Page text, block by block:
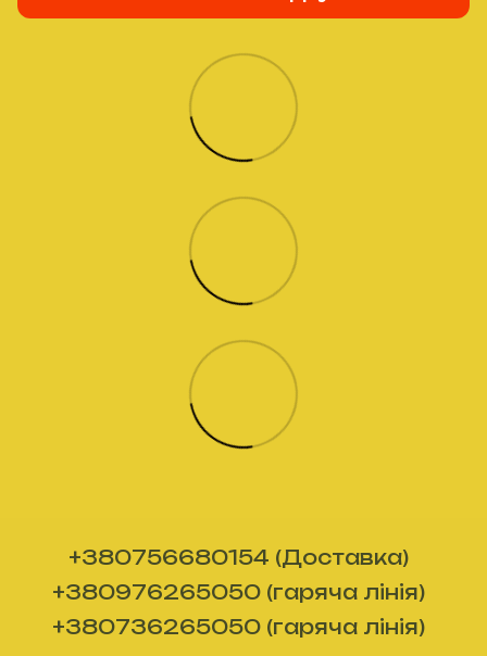
+380756680154 (Доставка)
+380976265050 (гаряча лінія)
+380736265050 (гаряча лінія)